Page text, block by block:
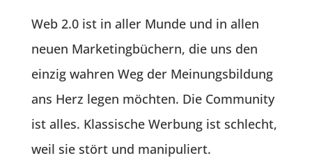
Web 2.0 ist in aller Munde und in allen
neuen Marketingbüchern, die uns den
einzig wahren Weg der Meinungsbildung
ans Herz legen möchten. Die Community
ist alles. Klassische Werbung ist schlecht,
weil sie stört und manipuliert.